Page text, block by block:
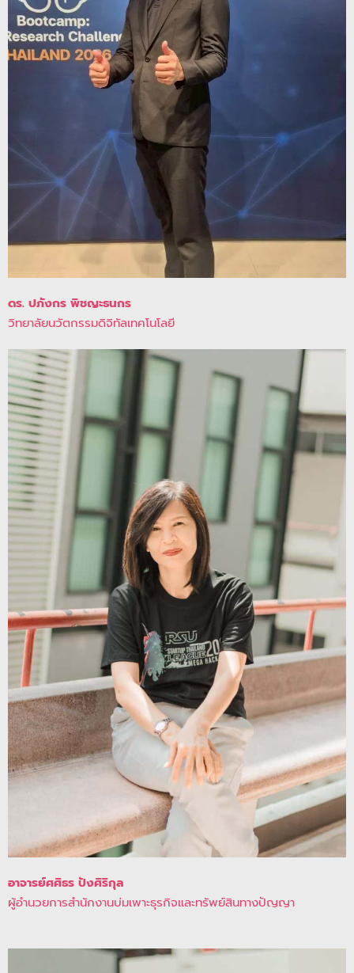
ดร. ปภังกร พิชญะธนกร
วิทยาลัยนวัตกรรมดิจิทัลเทคโนโลยี
อาจารย์ศศิธร ปังศิริกุล
ผู้อำนวยการสำนักงานบ่มเพาะธุรกิจและทรัพย์สินทางปัญญา